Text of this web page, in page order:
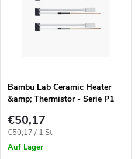
t
s
Alphabetisch
e
d
e
Bambu Lab Ceramic Heater
&amp; Thermistor - Serie P1
€50,17
Verkaufspreis:
€50,17 / 1 St
Auf Lager